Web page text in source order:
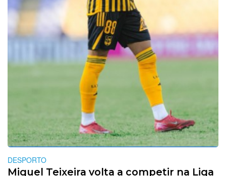
DESPORTO
Miguel Teixeira volta a competir na Liga